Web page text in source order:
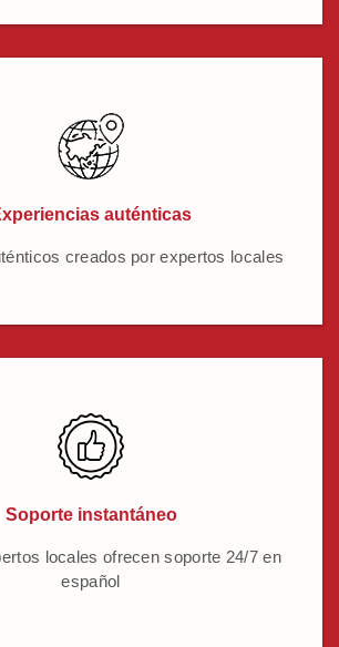
auténticas
creados por expertos locales
Soporte instantáneo
locales ofrecen soporte 24/7 en
español